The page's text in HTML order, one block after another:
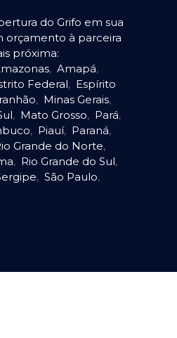
do Grifo em sua
orçamento à parceira
próxima:
, Amapá,
Federal, Espírito
, Minas Gerais,
, Mato Grosso, Pará,
, Piauí, Paraná,
Grande do Norte,
, Rio Grande do Sul,
, São Paulo,